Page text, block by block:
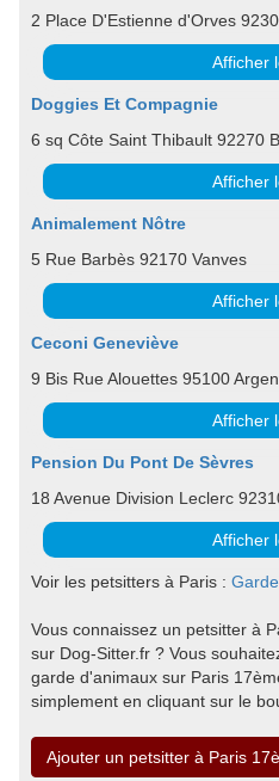
2 Place D'Estienne d'Orves
Afficher
Doggies Et Compagnie
6 sq Côte Saint Thibault 92270
Afficher
Animalement Nôtre
5 Rue Barbès 92170 Vanves
Afficher
Ceconi Geneviève
9 Bis Rue Alouettes 95100
Afficher
Pension Du Pont De Sèvres
18 Avenue Division Leclerc
Afficher
Voir les petsitters à Paris :
Vous connaissez un petsitter à
sur Dog-Sitter.fr ? Vous
garde d'animaux sur Paris
simplement en cliquant sur le
Ajouter un petsitter à Paris